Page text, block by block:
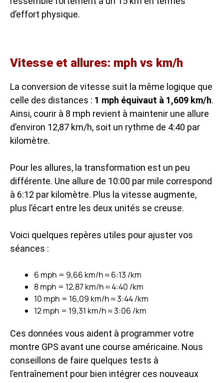
d’effort physique.
Vitesse et allures: mph vs km/h
La conversion de vitesse suit la même logique que
celle des distances : 1 mph équivaut à 1,609 km/h.
Ainsi, courir à 8 mph revient à maintenir une allure
d’environ 12,87 km/h, soit un rythme de 4:40 par
kilomètre.
Pour les allures, la transformation est un peu
différente. Une allure de 10:00 par mile correspond
à 6:12 par kilomètre. Plus la vitesse augmente,
plus l’écart entre les deux unités se creuse.
Voici quelques repères utiles pour ajuster vos
séances :
6 mph = 9,66 km/h ≈ 6:13 /km
8 mph = 12,87 km/h ≈ 4:40 /km
10 mph = 16,09 km/h ≈ 3:44 /km
12 mph = 19,31 km/h ≈ 3:06 /km
Ces données vous aident à programmer votre
montre GPS avant une course américaine. Nous
conseillons de faire quelques tests à
l’entraînement pour bien intégrer ces nouveaux